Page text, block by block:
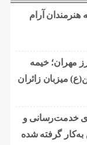
هنرمندان آرام
مهران؛ خیمه
میزبان زائران
خدمت‌رسانی و
به‌کار گرفته شده